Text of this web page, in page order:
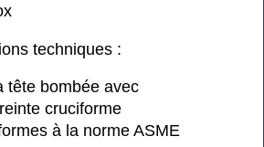
techniques :
tête bombée avec
cruciforme
à la norme ASME